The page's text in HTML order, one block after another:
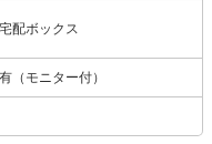
配ボックス
（モニター付）